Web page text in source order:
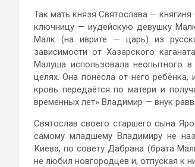
Так мать князя Святослава —
ключницу — иудейскую девушку
Малк (на иврите — царь) из
зависимости от Хазарского
Малуша использовала неопытного
целях. Она понесла от него ребёнка,
кровь передаётся по матери и
временных лет» Владимир — внук
Святослав своего старшего сына
самому младшему Владимиру не
Киева, по совету Дабрана (брата
не любил новгородцев и, отпуская к